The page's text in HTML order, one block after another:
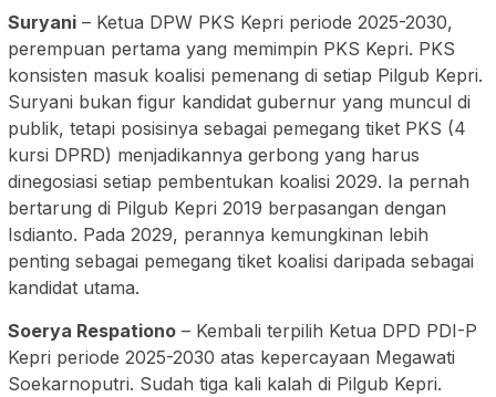
Suryani – Ketua DPW PKS Kepri periode 2025-2030,
perempuan pertama yang memimpin PKS Kepri. PKS
konsisten masuk koalisi pemenang di setiap Pilgub Kepri.
Suryani bukan figur kandidat gubernur yang muncul di
publik, tetapi posisinya sebagai pemegang tiket PKS (4
kursi DPRD) menjadikannya gerbong yang harus
dinegosiasi setiap pembentukan koalisi 2029. Ia pernah
bertarung di Pilgub Kepri 2019 berpasangan dengan
Isdianto. Pada 2029, perannya kemungkinan lebih
penting sebagai pemegang tiket koalisi daripada sebagai
kandidat utama.
Soerya Respationo – Kembali terpilih Ketua DPD PDI-P
Kepri periode 2025-2030 atas kepercayaan Megawati
Soekarnoputri. Sudah tiga kali kalah di Pilgub Kepri.